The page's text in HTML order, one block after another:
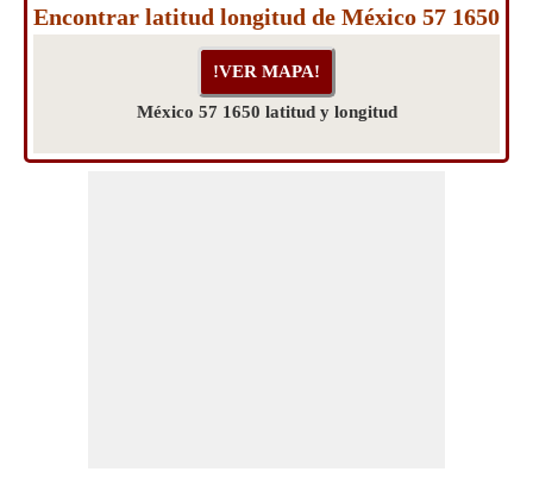
Encontrar latitud longitud de México 57 1650
México 57 1650 latitud y longitud